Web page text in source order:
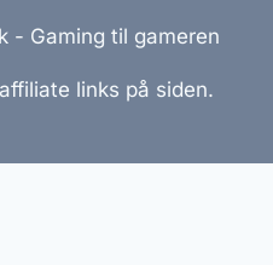
- Gaming til gameren
links på siden.